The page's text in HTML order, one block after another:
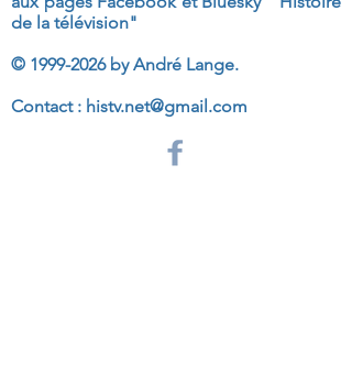
de la télévision"
© 1999-2026by André Lange.
Contact : histv.net@gmail.com